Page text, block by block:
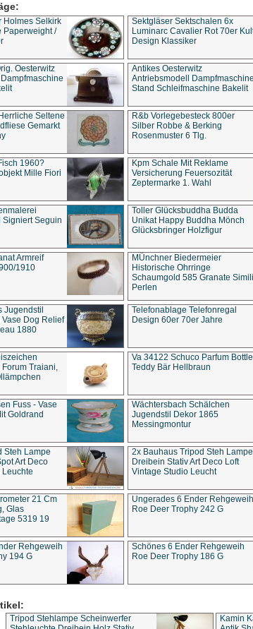
Holmes Selkirk
Paperweight /
Sektgläser Sektschalen 6x
Luminarc Cavalier Rot 70er
Design Klassiker
Oesterwitz
Antikes Oesterwitz
Antriebsmodell Dampfmaschine
Stand Schleifmaschine Bakelit
Seltene
Gemarkt
R&b Vorlegebesteck 800er
Silber Robbe & Berking
Rosenmuster 6 Tlg.
1960?
Mille Fiori
Kpm Schale Mit Reklame
Versicherung Feuersozität
Zeptermarke 1. Wahl
Signiert Seguin
Toller Glücksbuddha Budda
Unikat Happy Buddha Mönch
Glücksbringer Holzfigur
Armreif
1910
MÜnchner Biedermeier
Historische Ohrringe
Schaumgold 585 Granate Simili
Perlen
Jugendstil
Dog Relief
1880
Telefonablage Telefonregal
Design 60er 70er Jahre
Traiani,
Va 34122 Schuco Parfum Bottle
Teddy Bär Hellbraun
Fuss - Vase
Goldrand
Wächtersbach Schälchen
Jugendstil Dekor 1865
Messingmontur
Steh Lampe
Art Deco
2x Bauhaus Tripod Steh Lampe
Dreibein Stativ Art Deco Loft
Vintage Studio Leucht
21 Cm
Glas
5319 19
Ungerades 6 Ender Rehgeweih
Roe Deer Trophy 242 G
Rehgeweih
194 G
Schönes 6 Ender Rehgeweih
Roe Deer Trophy 186 G
Tripod Stehlampe Scheinwerfer
Kamin